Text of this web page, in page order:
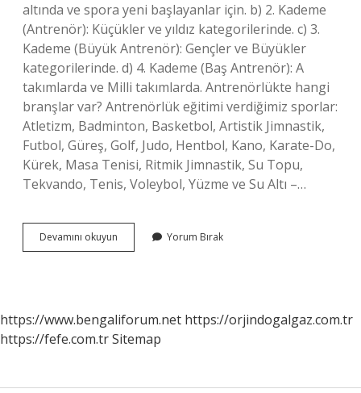
altında ve spora yeni başlayanlar için. b) 2. Kademe
(Antrenör): Küçükler ve yıldız kategorilerinde. c) 3.
Kademe (Büyük Antrenör): Gençler ve Büyükler
kategorilerinde. d) 4. Kademe (Baş Antrenör): A
takımlarda ve Milli takımlarda. Antrenörlükte hangi
branşlar var? Antrenörlük eğitimi verdiğimiz sporlar:
Atletizm, Badminton, Basketbol, ​​Artistik Jimnastik,
Futbol, ​​Güreş, Golf, Judo, Hentbol, ​​Kano, Karate-Do,
Kürek, Masa Tenisi, Ritmik Jimnastik, Su Topu,
Tekvando, Tenis, Voleybol, Yüzme ve Su Altı –…
Devamını okuyun Antrenör
Tarzları
Yorum Bırak
https://www.bengaliforum.net https://orjindogalgaz.com.tr
https://fefe.com.trSitemap